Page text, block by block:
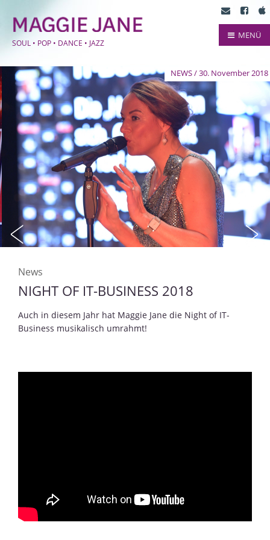
SOUL • POP • DANCE • JAZZ
MENÜ
NEWS / 30. November 2018
News
NIGHT OF IT-BUSINESS 2018
Auch in diesem Jahr hat Maggie Jane die Night of IT-
Business musikalisch umrahmt!